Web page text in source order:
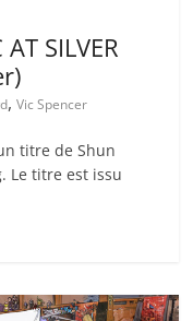
SILVER
,Vic Spencer
un titre de Shun
Le titre est issu